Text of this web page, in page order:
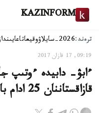
KAZINFORM
ترەند:2026-سايلاۋ وقيعا
09:19, 17 قازان 2017
ءابۋ- دابيدە ءوتىپ
قازاقستاننان 25 ادام باردى